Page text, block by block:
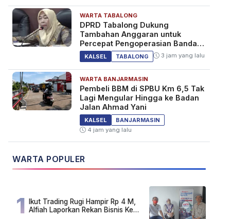
WARTA TABALONG
DPRD Tabalong Dukung
Tambahan Anggaran untuk
Percepat Pengoperasian Bandara
Warukin
KALSEL TABALONG 3 jam yang lalu
WARTA BANJARMASIN
Pembeli BBM di SPBU Km 6,5 Tak
Lagi Mengular Hingga ke Badan
Jalan Ahmad Yani
KALSEL
BANJARMASIN
4 jam yang lalu
WARTA POPULER
1 Ikut Trading Rugi Hampir Rp 4 M,
Alfiah Laporkan Rekan Bisnis Ke